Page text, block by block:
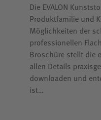
Die EVALON
Produktfamilie und
Möglichkeiten der
professionellen
Broschüre stellt die
allen Details
downloaden und
ist…